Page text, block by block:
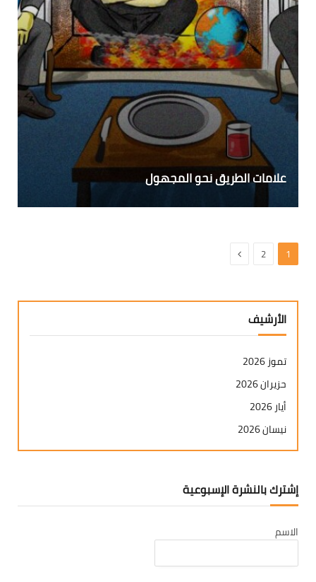
علامات الطريق نحو المجهول
1
2 التالي
الأرشيف
تموز 2026
حزيران 2026
أيار 2026
نيسان 2026
آذار 2026
كانون ثاني 2026
تشرين ثاني 2025
تشرين أول 2025
إشترك بالنشرة الإسبوعية
الاسم